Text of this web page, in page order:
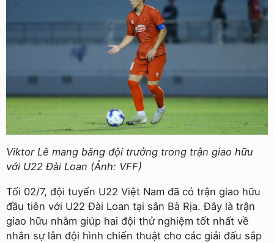
Viktor Lê mang băng đội trưởng trong trận giao hữu
với U22 Đài Loan (Ảnh: VFF)
Tối 02/7, đội tuyển U22 Việt Nam đã có trận giao hữu
đầu tiên với U22 Đài Loan tại sân Bà Rịa. Đây là trận
giao hữu nhằm giúp hai đội thử nghiệm tốt nhất về
nhân sự lẫn đội hình chiến thuật cho các giải đấu sắp